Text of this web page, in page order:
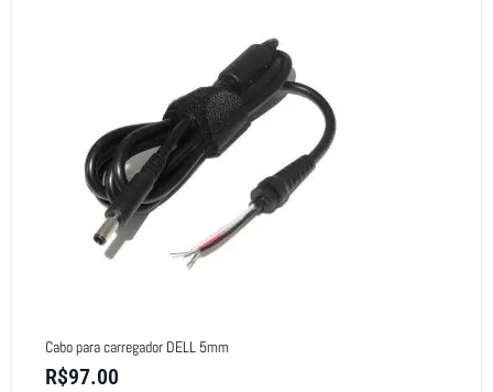
Cabo para carregador DELL 5mm
R$97.00